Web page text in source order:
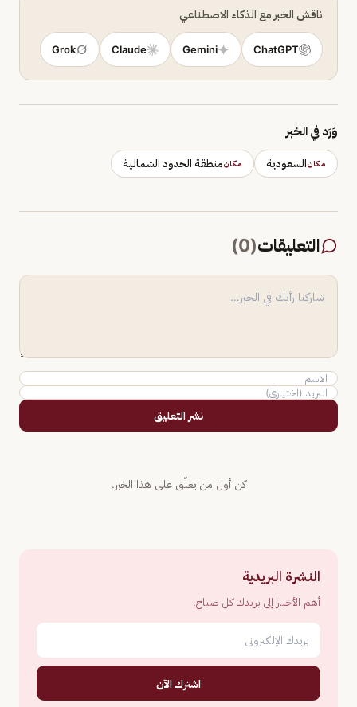
ناقش الخبر مع الذكاء الاصطناعي
ChatGPT
Gemini
Claude
Grok
وَرَد في الخبر
مكانالسعودية مكانمنطقة الحدود الشمالية
التعليقات(
0
)
نشر التعليق
كن أول من يعلّق على هذا الخبر.
النشرة البريدية
أهم الأخبار إلى بريدك كل صباح.
اشترك الآن